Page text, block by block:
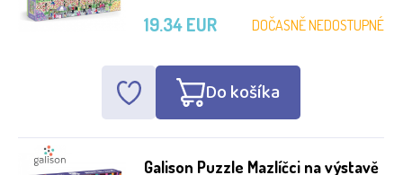
DOČASNĚ NEDOSTUPNÉ
19.34 EUR
Do košíka
Galison Puzzle Mazlíčci na výstavě